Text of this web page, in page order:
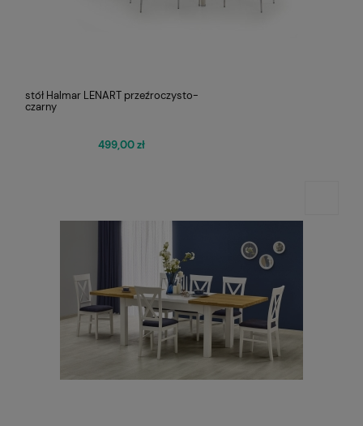
stół Halmar LENART przeźroczysto-
czarny
499,00 zł